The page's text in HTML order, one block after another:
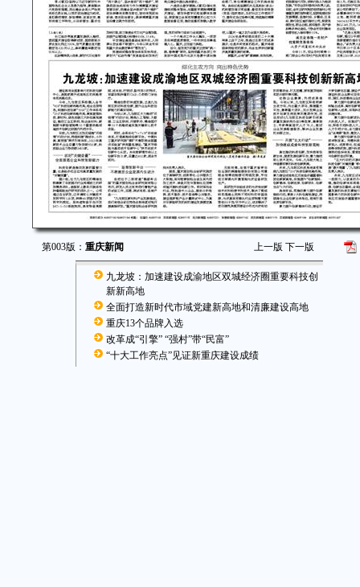
第003版： 重庆新闻 上一版 下一版
九龙坡：加速建设成渝地区双城经济圈重要科技创
新新高地
全面打造新时代市域党建新高地和清廉建设高地
重庆13个品牌入选
改革成“引擎” “强村”带“民富”
“十大工作亮点”见证新重庆建设成绩